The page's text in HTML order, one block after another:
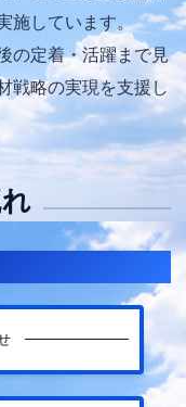
施しています。
の定着・活躍まで見
戦略の実現を支援し